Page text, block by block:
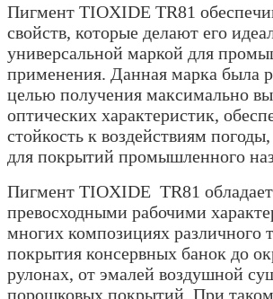
Пигмент TIOXIDE TR81
свойств, которые делают его
универсальной маркой для
применения. Данная марка была
целью получения максимально
оптических характеристик,
стойкость к воздействиям
для покрытий промышленного
Пигмент TIOXIDE TR81 обладает
превосходными рабочими
многих композициях различного
покрытия консервных банок до
рулонах, от эмалей воздушной
порошковых покрытий. При